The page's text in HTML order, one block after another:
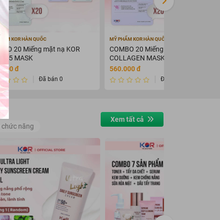
KOR HÀN QUỐC
20 Miếng mặt nạ KOR
B5 MASK
đ
Đã bán 0
MỸ PHẨM KOR HÀN QUỐC
COMBO 20 Miếng mặt nạ KOR
COLLAGEN MASK - ANTI
WARINKLE FUNCTION
560.000 đ
Đã bán 0
năng
Xem tất cả